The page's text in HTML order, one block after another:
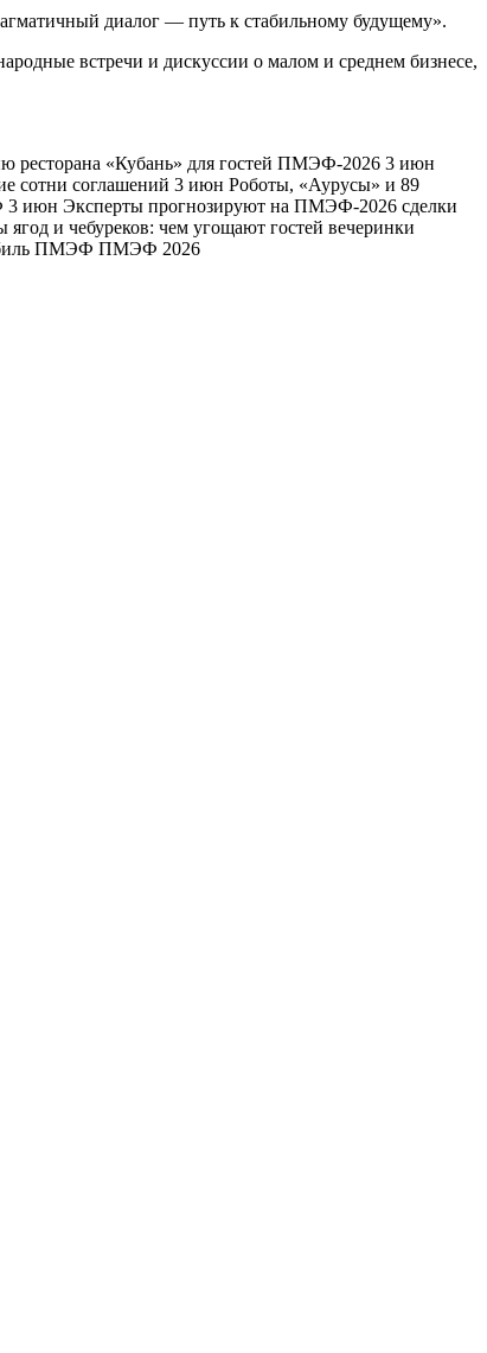
диалог — путь к стабильному будущему».
встречи и дискуссии о малом и среднем бизнесе,
«Кубань» для гостей ПМЭФ-2026 3 июн
сотни соглашений 3 июн Роботы, «Аурусы» и 89
3 июн Эксперты прогнозируют на ПМЭФ-2026 сделки
и чебуреков: чем угощают гостей вечеринки
ПМЭФ ПМЭФ 2026